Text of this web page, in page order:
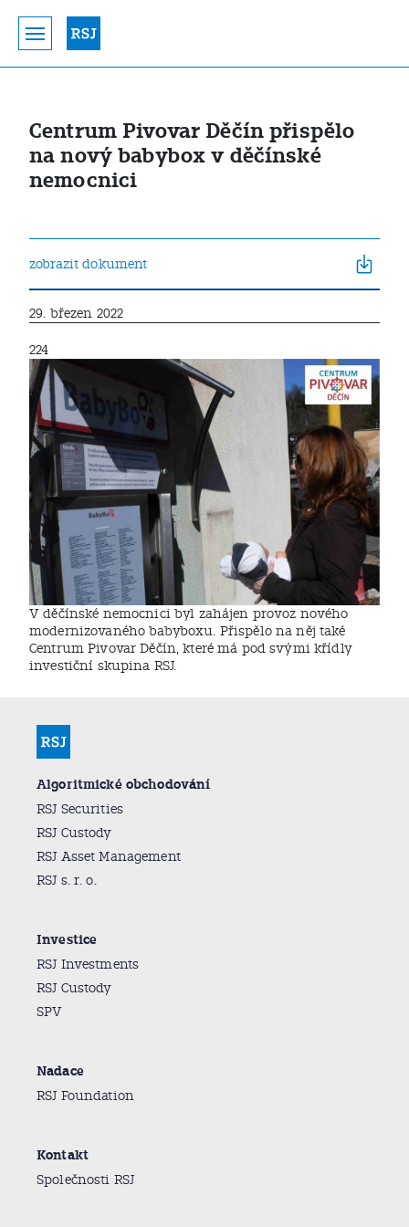
Centrum Pivovar Děčín přispělo
na nový babybox v děčínské
nemocnici
zobrazit dokument
29. březen 2022
224
V děčínské nemocnici byl zahájen provoz nového
modernizovaného babyboxu. Přispělo na něj také
Centrum Pivovar Děčín, které má pod svými křídly
investiční skupina RSJ.
Algoritmické obchodování
RSJ Securities
RSJ Custody
RSJ Asset Management
RSJ s. r. o.
Investice
RSJ Investments
RSJ Custody
SPV
Nadace
RSJ Foundation
Kontakt
Společnosti RSJ